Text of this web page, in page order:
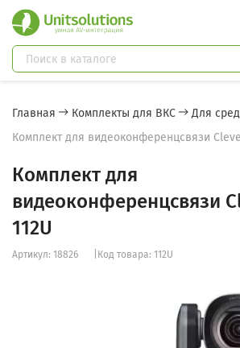
Главная Комплекты для ВКС
Для
Комплект для видеоконференцсвязи
Комплект для
видеоконференцсвязи
112U
Артикул: 18826 Код товара: 112U